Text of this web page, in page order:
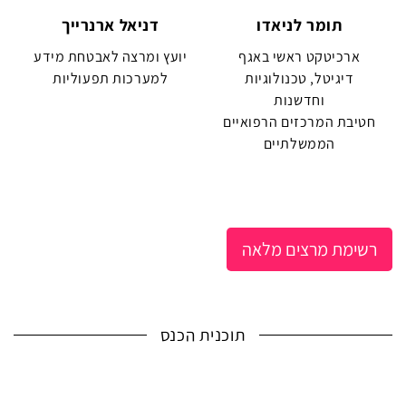
תומר לניאדו
ארכיטקט ראשי באגף
דיגיטל, טכנולוגיות
וחדשנות
חטיבת המרכזים הרפואיים
הממשלתיים
דניאל ארנרייך
יועץ ומרצה לאבטחת מידע
למערכות תפעוליות
רשימת מרצים מלאה
תוכנית הכנס